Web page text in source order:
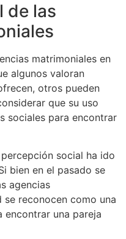
de las
matrimoniales en
algunos valoran
otros pueden
que su uso
sociales para encontrar
social ha ido
bien en el pasado se
agencias
se reconocen como una
una pareja